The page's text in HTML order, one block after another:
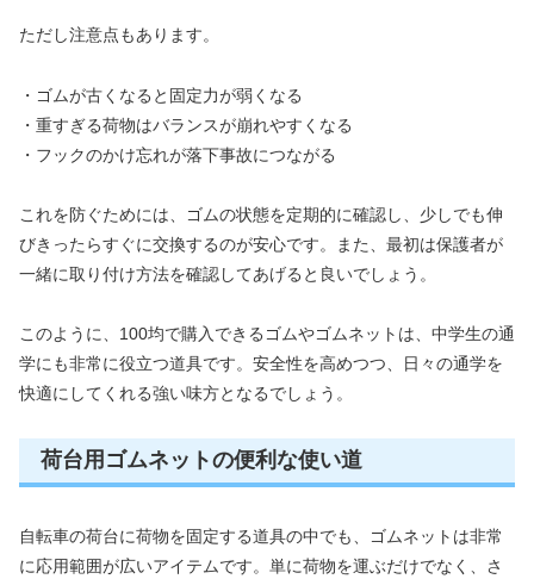
ただし注意点もあります。
・ゴムが古くなると固定力が弱くなる
・重すぎる荷物はバランスが崩れやすくなる
・フックのかけ忘れが落下事故につながる
これを防ぐためには、ゴムの状態を定期的に確認し、少しでも伸
びきったらすぐに交換するのが安心です。また、最初は保護者が
一緒に取り付け方法を確認してあげると良いでしょう。
このように、100均で購入できるゴムやゴムネットは、中学生の通
学にも非常に役立つ道具です。安全性を高めつつ、日々の通学を
快適にしてくれる強い味方となるでしょう。
荷台用ゴムネットの便利な使い道
自転車の荷台に荷物を固定する道具の中でも、ゴムネットは非常
に応用範囲が広いアイテムです。単に荷物を運ぶだけでなく、さ